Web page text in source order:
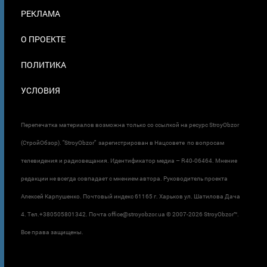
РЕКЛАМА
О ПРОЕКТЕ
ПОЛИТИКА
УСЛОВИЯ
Перепечатка материалов возможна только со ссылкой на ресурс StroyObzor
(СтройОбзор). "StroyObzor" зарегистрирован в Нацсовете по вопросам
телевидения и радиовещания. Идентификатор медиа – R40-06464. Мнение
редакции не всегда совпадает с мнением автора. Руководитель проекта
Алексей Карпушенко. Почтовый индекс 61165 г. Харьков ул. Шатилова Дача
4. Тел.+380505801342. Почта office@stroyobzor.ua © 2007-2026 StroyObzor™.
Все права защищены.